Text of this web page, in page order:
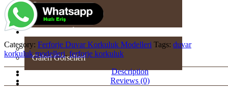
Üretim – Videolar
Üretim – Görseller
Sizden Gelenler
Galeri Görselleri
İLETİŞİM
Category: Ferforje Duvar Korkuluk Modelleri Tags: duvar
korkuluk modelleri, ferforje korkuluk
Description
Reviews (0)